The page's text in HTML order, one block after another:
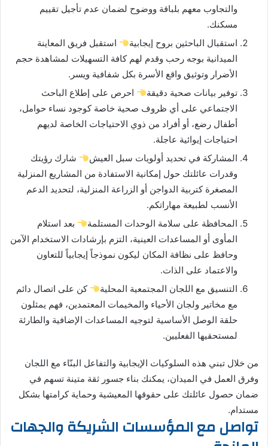
والتجاوب معهم بلباقة ووضوح لضمان عدم تأجيل تقييم
مسكنك.
استقبال الباحثين بروح إيجابية
استقبل فريق المعاينة
الميدانية بوجه رحب وقدم لهم كافة التسهيلات لمشاهدة حجم
الأضرار وتوثيق واقع الأسرة بكل شفافية ويسر.
توفير بيانات صحية دقيقة
احرص على إطلاع الباحث
الاجتماعي على أي ظروف صحية خاصة كوجود نساء حوامل،
أطفال رضع، أو أفراد من ذوي الاحتياجات الخاصة لديهم
احتياجات إيوائية عاجلة.
المشاركة في تحديد أولويات سبل العيش
شارك رؤيتك
وقدرات عائلتك حول إمكانية الاستفادة من المشاريع المنزلية
المصغرة كتربية الدواجن أو الزراعة المنزلية، لتحديد الدعم
الأنسب لطبيعة مهاراتكم.
المحافظة على سلامة الوحدات المستلمة
بعد استلام
المأوى أو المساعدات العينية، التزم بإرشادات الاستخدام الآمن
وحافظ على نظافة المكان ليكون نموذجاً إيجابياً للتعاون
والاعتماد على الذات.
التنسيق مع اللجان المجتمعية المحلية
كن على اتصال دائم
مع مخاتير ولجان الأحياء والمخيمات المعتمدين، فهم يمثلون
حلقة الوصل الأساسية لتوجيه المساعدات الإضافية والطارئة
لمستحقيها الفعليين.
من خلال تبني هذه السلوكيات الإيجابية والتفاعل البنّاء مع اللجان
وفرق العمل في الميدان، يمكنك بناء جسور ثقة متينة تسهم في
ضمان حصول عائلتك على حقوقها المعيشية وحماية كرامتها بشكل
مستدام.
تواصل مع المؤسسات الشريكة والجهات